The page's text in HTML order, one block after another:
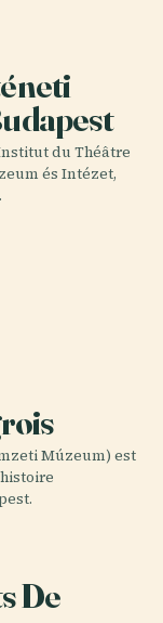
du Théâtre
és Intézet,
Múzeum) est
De